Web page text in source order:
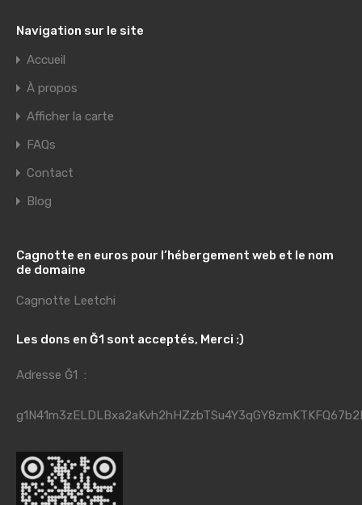
Navigation sur le site
Accueil
À propos
Afficher la carte
FAQs
Contact
Blog
Cagnotte en euros pour l’hébergement web et le nom
de domaine
Cagnotte Leetchi
Les dons en Ğ1 sont acceptés, Merci :)
Adresse Ğ1 :